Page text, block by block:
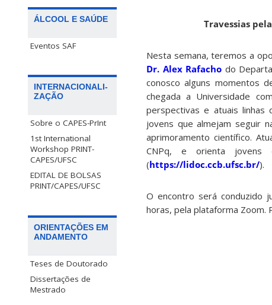
ÁLCOOL E SAÚDE
Eventos SAF
INTERNACIONALI-
ZAÇÃO
Sobre o CAPES-PrInt
1st International
Workshop PRINT-
CAPES/UFSC
EDITAL DE BOLSAS
PRINT/CAPES/UFSC
ORIENTAÇÕES EM
ANDAMENTO
Teses de Doutorado
Dissertações de
Mestrado
Travessias
Nesta semana, teremos a
Dr. Alex Rafacho do
conosco alguns momentos
chegada a Universidade
perspectivas e atuais linhas
jovens que almejam seguir
aprimoramento científico.
CNPq, e orienta jovens
(https://lidoc.ccb.ufsc.br/).
O encontro será conduzido
horas, pela plataforma Zoom.